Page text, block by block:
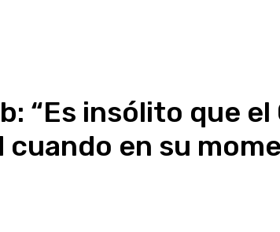
“Es insólito que
en su